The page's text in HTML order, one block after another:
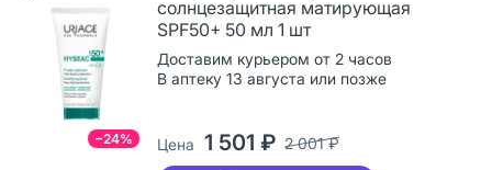
−24%
солнцезащитная матирующая
SPF50+ 50 мл 1 шт
Доставим курьером от 2 часов
В аптеку 13 августа или позже
Цена 1 501 ₽ 2 001 ₽